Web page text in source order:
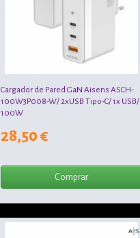
Cargador de Pared GaN Aisens ASCH-
100W3P008-W/ 2xUSB Tipo-C/ 1x USB/
100W
28,50 €
Comprar